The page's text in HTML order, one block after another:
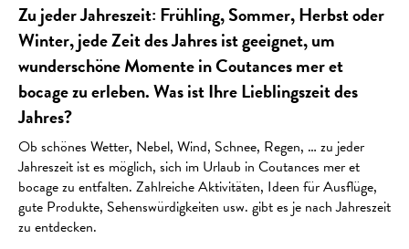
Zu jeder Jahreszeit: Frühling, Sommer, Herbst oder
Winter, jede Zeit des Jahres ist geeignet, um
wunderschöne Momente in Coutances mer et
bocage zu erleben. Was ist Ihre Lieblingszeit des
Jahres?
Ob schönes Wetter, Nebel, Wind, Schnee, Regen, … zu jeder
Jahreszeit ist es möglich, sich im Urlaub in Coutances mer et
bocage zu entfalten. Zahlreiche Aktivitäten, Ideen für Ausflüge,
gute Produkte, Sehenswürdigkeiten usw. gibt es je nach Jahreszeit
zu entdecken.